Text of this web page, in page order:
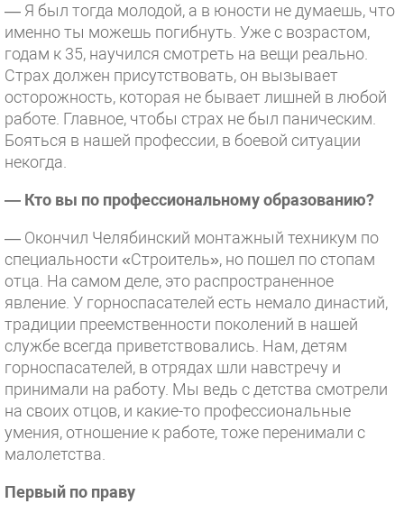
— Я был тогда молодой, а в юности не думаешь, что
именно ты можешь погибнуть. Уже с возрастом,
годам к 35, научился смотреть на вещи реально.
Страх должен присутствовать, он вызывает
осторожность, которая не бывает лишней в любой
работе. Главное, чтобы страх не был паническим.
Бояться в нашей профессии, в боевой ситуации
некогда.
— Кто вы по профессиональному образованию?
— Окончил Челябинский монтажный техникум по
специальности «Строитель», но пошел по стопам
отца. На самом деле, это распространенное
явление. У горноспасателей есть немало династий,
традиции преемственности поколений в нашей
службе всегда приветствовались. Нам, детям
горноспасателей, в отрядах шли навстречу и
принимали на работу. Мы ведь с детства смотрели
на своих отцов, и какие-то профессиональные
умения, отношение к работе, тоже перенимали с
малолетства.
Первый по праву